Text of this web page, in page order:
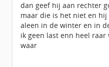
dan geef hij aan rechter
maar die is het niet en
aleen in de winter en in
ik geen last enn heel raar
waar